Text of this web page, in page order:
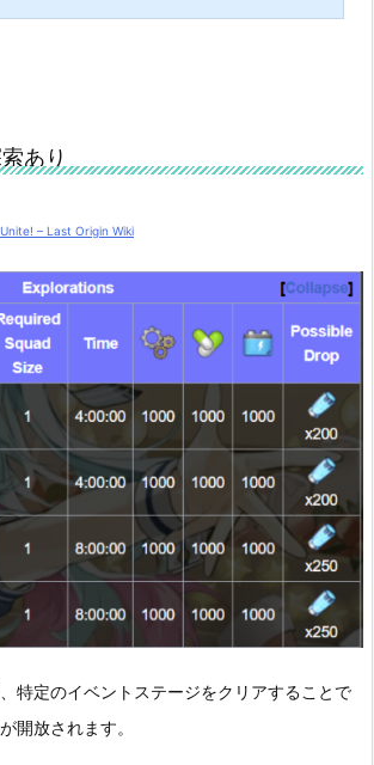
あり
– Last Origin Wiki
特定のイベントステージをクリアすることで
開放されます。